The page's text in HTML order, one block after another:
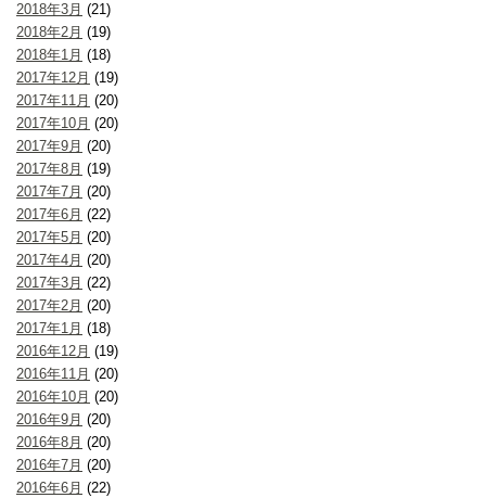
2018年3月 (21)
2018年2月 (19)
2018年1月 (18)
2017年12月 (19)
2017年11月 (20)
2017年10月 (20)
2017年9月 (20)
2017年8月 (19)
2017年7月 (20)
2017年6月 (22)
2017年5月 (20)
2017年4月 (20)
2017年3月 (22)
2017年2月 (20)
2017年1月 (18)
2016年12月 (19)
2016年11月 (20)
2016年10月 (20)
2016年9月 (20)
2016年8月 (20)
2016年7月 (20)
2016年6月 (22)